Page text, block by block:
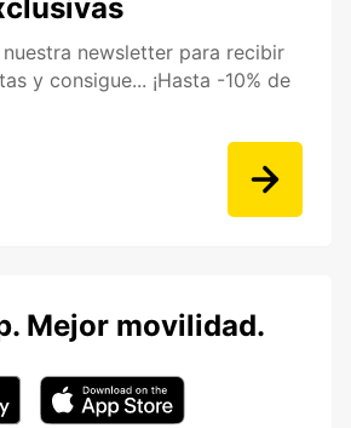
newsletter para recibir
y consigue... ¡Hasta -10% de
Mejor movilidad.